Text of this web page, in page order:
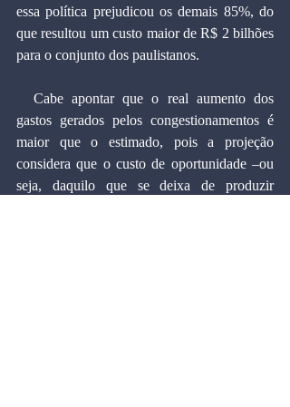
essa política prejudicou os demais 85%, do
que resultou um custo maior de R$ 2 bilhões
para o conjunto dos paulistanos.
gastos gerados pelos congestionamentos é
maior que o estimado, pois a projeção
considera que o custo de oportunidade –ou
seja, daquilo que se deixa de produzir